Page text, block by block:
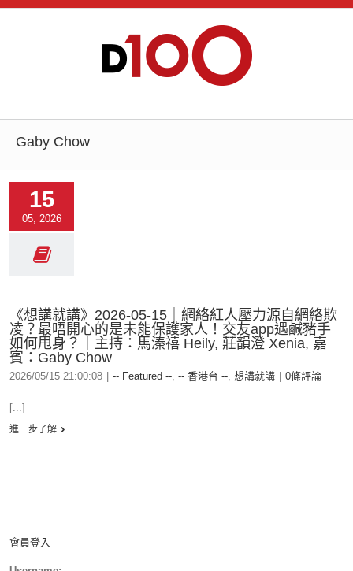
Gaby Chow
15
05, 2026
《想講就講》2026-05-15｜網絡紅人壓力源自網絡欺
凌？最唔開心的是未能保護家人！交友app遇鹹豬手
如何甩身？｜主持：馬溱禧 Heily, 莊韻澄 Xenia, 嘉
賓：Gaby Chow
2026/05/15 21:00:08 -- Featured --, -- 香港台 --, 想講就講 0條評論
[...]
進一步了解
會員登入